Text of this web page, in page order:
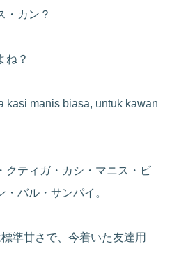
・カン？
ね？
kasi manis biasa, untuk kawan
ティガ・カシ・マニス・ビ
バル・サンパイ。
準甘さで、今着いた友達用